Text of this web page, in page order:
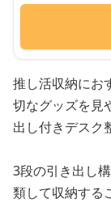
推し活収納にお
切なグッズを見
出し付きデスク
3段の引き出し
類して収納する